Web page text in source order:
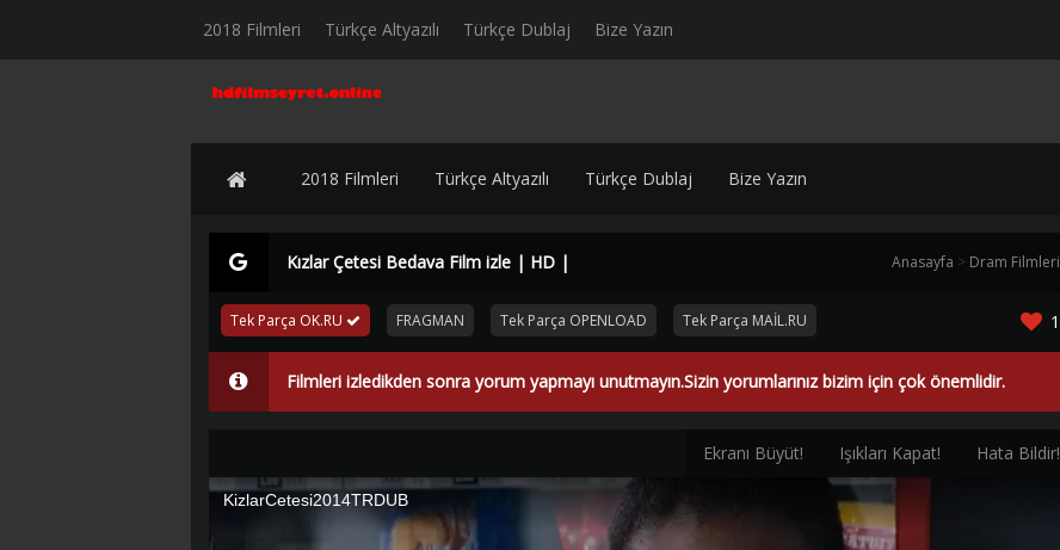
2018 Filmleri Türkçe Altyazılı Türkçe Dublaj Bize Yazın
2018 Filmleri Türkçe Altyazılı Türkçe Dublaj Bize Yazın
Kızlar Çetesi Bedava Film izle | HD | Anasayfa > Dram Filmleri
Tek Parça OK.RU FRAGMAN Tek Parça OPENLOAD Tek Parça MAİL.RU 1
Filmleri izledikden sonra yorum yapmayı unutmayın.Sizin yorumlarınız bizim için çok önemlidir.
Hata Bildir!
Işıkları Kapat!
Ekranı Büyüt!